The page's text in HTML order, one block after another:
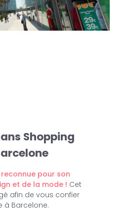
Shopping
pour son
et de la mode ! Cet
afin de vous confier
à Barcelone.